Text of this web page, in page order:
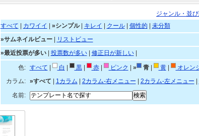
ジャンル・並
すべて カワイイ »シンプル| キレイ クール| 個性的
未分類
»サムネイルビュー|
リストビュー
»最近投票が多い| 投票数が多い| 修正日が新しい|
色: すべて 白 黒| 赤| ピンク » 青| 黄| オレン
カラム:
»すべて 1カラム 2カラム-右メニュー 2カラム-左メニュー
名前: